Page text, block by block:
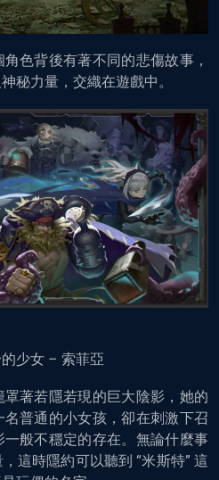
色背後有著不同的悲傷故事，
秘力量，交織在遊戲中。
少女 – 索菲亞
著若隱若現的巨大陰影，她的
普通的小女孩，卻在刺激下召
般不穩定的存在。無論什麼事
這時隱約可以聽到 “米斯特” 這